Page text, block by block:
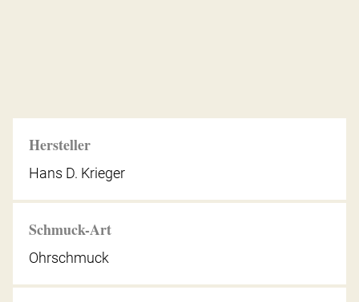
Hersteller
Hans D. Krieger
Schmuck-Art
Ohrschmuck